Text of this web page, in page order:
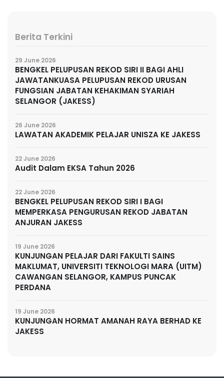
Berita Terkini
29 June 2026
BENGKEL PELUPUSAN REKOD SIRI II BAGI AHLI
JAWATANKUASA PELUPUSAN REKOD URUSAN
FUNGSIAN JABATAN KEHAKIMAN SYARIAH
SELANGOR (JAKESS)
26 June 2026
LAWATAN AKADEMIK PELAJAR UNISZA KE JAKESS
22 June 2026
Audit Dalam EKSA Tahun 2026
22 June 2026
BENGKEL PELUPUSAN REKOD SIRI I BAGI
MEMPERKASA PENGURUSAN REKOD JABATAN
ANJURAN JAKESS
19 June 2026
KUNJUNGAN PELAJAR DARI FAKULTI SAINS
MAKLUMAT, UNIVERSITI TEKNOLOGI MARA (UITM)
CAWANGAN SELANGOR, KAMPUS PUNCAK
PERDANA
19 June 2026
KUNJUNGAN HORMAT AMANAH RAYA BERHAD KE
JAKESS